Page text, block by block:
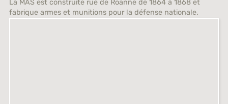
La MAS est construite rue de Roanne de 1864 à 1868 et
fabrique armes et munitions pour la défense nationale.